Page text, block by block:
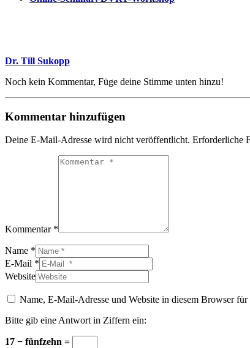
Dr. Till Sukopp
Noch kein Kommentar, Füge deine Stimme unten hinzu!
Kommentar hinzufügen
Deine E-Mail-Adresse wird nicht veröffentlicht. Erforderliche
Kommentar *
Name *
E-Mail *
Website
Name, E-Mail-Adresse und Website in diesem Browser
Bitte gib eine Antwort in Ziffern ein:
17 − fünfzehn =